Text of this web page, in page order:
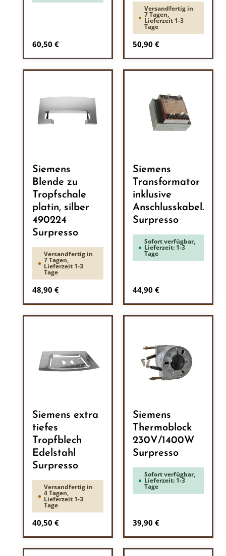
Regulärer Preis:
60,50 €
Versandfertig in
7 Tagen,
Lieferzeit 1-3
Tage
Regulärer Preis:
50,90 €
Siemens
Blende zu
Tropfschale
platin, silber
490224
Surpresso
Versandfertig in
7 Tagen,
Lieferzeit 1-3
Tage
Regulärer Preis:
48,90 €
Siemens
Transformator
inklusive
Anschlusskabel.
Surpresso
Sofort verfügbar,
Lieferzeit: 1-3
Tage
Regulärer Preis:
44,90 €
Siemens extra
tiefes
Tropfblech
Edelstahl
Surpresso
Versandfertig in
4 Tagen,
Lieferzeit 1-3
Tage
Regulärer Preis:
40,50 €
Siemens
Thermoblock
230V/1400W
Surpresso
Sofort verfügbar,
Lieferzeit: 1-3
Tage
Regulärer Preis:
39,90 €